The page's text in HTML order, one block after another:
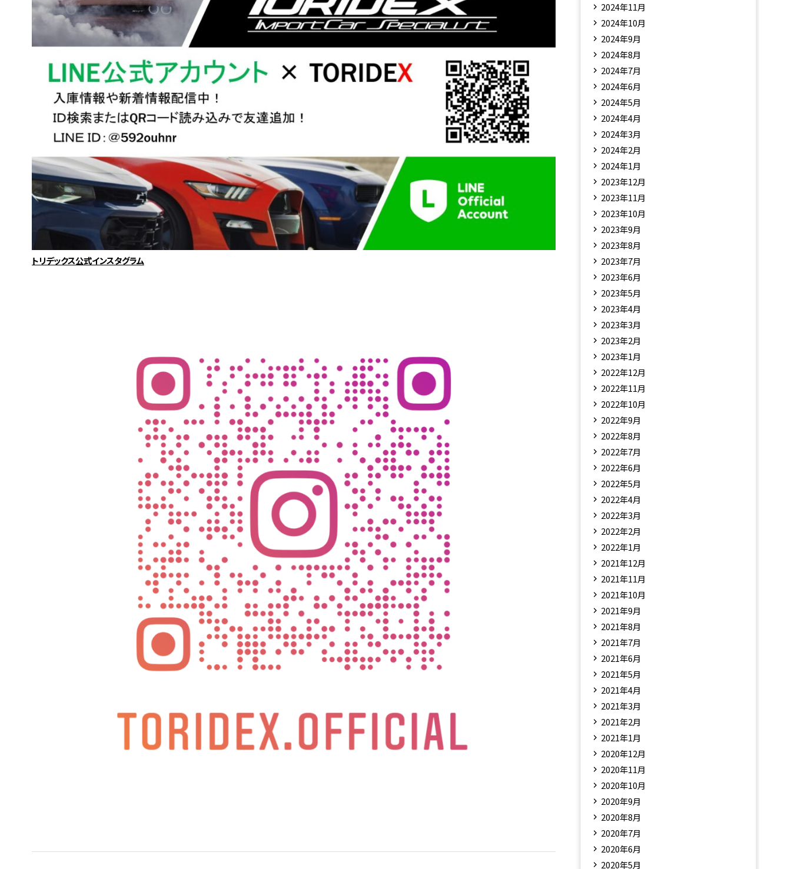
トリデックス公式インスタグラム
2024年11月
2024年10月
2024年9月
2024年8月
2024年7月
2024年6月
2024年5月
2024年4月
2024年3月
2024年2月
2024年1月
2023年12月
2023年11月
2023年10月
2023年9月
2023年8月
2023年7月
2023年6月
2023年5月
2023年4月
2023年3月
2023年2月
2023年1月
2022年12月
2022年11月
2022年10月
2022年9月
2022年8月
2022年7月
2022年6月
2022年5月
2022年4月
2022年3月
2022年2月
2022年1月
2021年12月
2021年11月
2021年10月
2021年9月
2021年8月
2021年7月
2021年6月
2021年5月
2021年4月
2021年3月
2021年2月
2021年1月
2020年12月
2020年11月
2020年10月
2020年9月
2020年8月
2020年7月
2020年6月
2020年5月